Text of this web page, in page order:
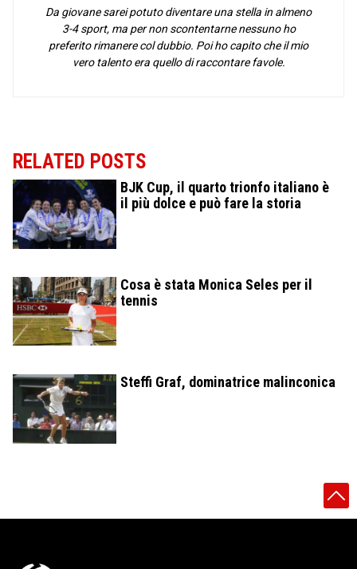
Da giovane sarei potuto diventare una stella in almeno
3-4 sport, ma per non scontentarne nessuno ho
preferito rimanere col dubbio. Poi ho capito che il mio
vero talento era quello di raccontare favole.
RELATED POSTS
BJK Cup, il quarto trionfo italiano è
il più dolce e può fare la storia
Cosa è stata Monica Seles per il
tennis
Steffi Graf, dominatrice malinconica